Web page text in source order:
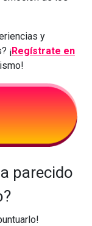
y
¡Regístrate en
parecido